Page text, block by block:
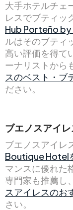
大手ホテルチェ
レスでブティッ
Hub Porteño by
ルはそのブティ
高い評価を得て
ーナリストから
スのベスト・ブ
ださい。
ブエノスアイ
ブエノスアイレ
Boutique Hotel
マンスに優れた
専門家も推薦し
スアイレスのお
さい。